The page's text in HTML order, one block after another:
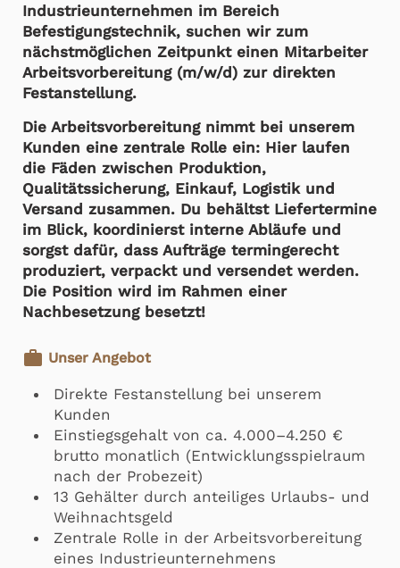
Industrieunternehmen im Bereich
Befestigungstechnik, suchen wir zum
nächstmöglichen Zeitpunkt einen Mitarbeiter
Arbeitsvorbereitung (m/w/d) zur direkten
Festanstellung.
Die Arbeitsvorbereitung nimmt bei unserem
Kunden eine zentrale Rolle ein: Hier laufen
die Fäden zwischen Produktion,
Qualitätssicherung, Einkauf, Logistik und
Versand zusammen. Du behältst Liefertermine
im Blick, koordinierst interne Abläufe und
sorgst dafür, dass Aufträge termingerecht
produziert, verpackt und versendet werden.
Die Position wird im Rahmen einer
Nachbesetzung besetzt!
work Unser Angebot
Direkte Festanstellung bei unserem
Kunden
Einstiegsgehalt von ca. 4.000–4.250 €
brutto monatlich (Entwicklungsspielraum
nach der Probezeit)
13 Gehälter durch anteiliges Urlaubs- und
Weihnachtsgeld
Zentrale Rolle in der Arbeitsvorbereitung
eines Industrieunternehmens